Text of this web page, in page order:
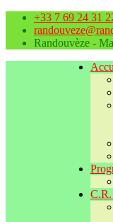
+33 7 69 24 31
Randouvèze -
C.R.